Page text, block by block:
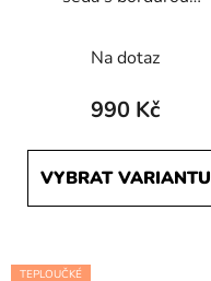
Na dotaz
990 Kč
VYBRAT VARIANTU
TEPLOUČKÉ